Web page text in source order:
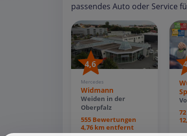
passendes Auto oder Service
4,6
Mercedes
Widmann
Weiden in der
Oberpfalz
555 Bewertungen
4,76 km entfernt